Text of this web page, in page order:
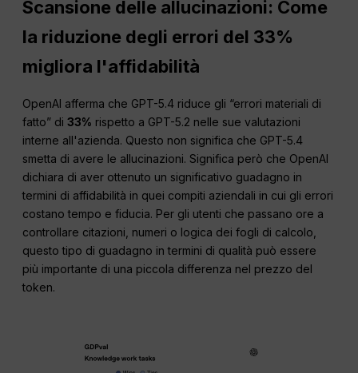
Scansione delle allucinazioni: Come
la riduzione degli errori del 33%
migliora l'affidabilità
OpenAI afferma che GPT-5.4 riduce gli “errori materiali di
fatto” di33% rispetto a GPT-5.2 nelle sue valutazioni
interne all'azienda. Questo non significa che GPT-5.4
smetta di avere le allucinazioni. Significa però che OpenAI
dichiara di aver ottenuto un significativo guadagno in
termini di affidabilità in quei compiti aziendali in cui gli errori
costano tempo e fiducia. Per gli utenti che passano ore a
controllare citazioni, numeri o logica dei fogli di calcolo,
questo tipo di guadagno in termini di qualità può essere
più importante di una piccola differenza nel prezzo del
token.